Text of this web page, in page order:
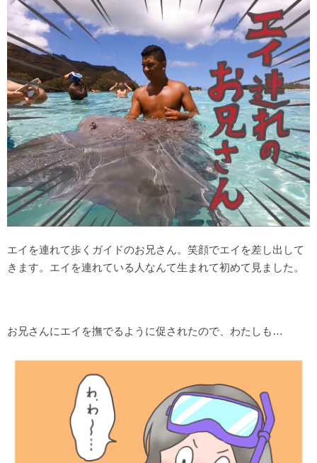
エイを連れて歩くガイドのお兄さん。笑顔でエイを差し出して
きます。エイを連れている人なんて生まれて初めて見ました。
お兄さんにエイを撫でるように促されたので、わたしも…